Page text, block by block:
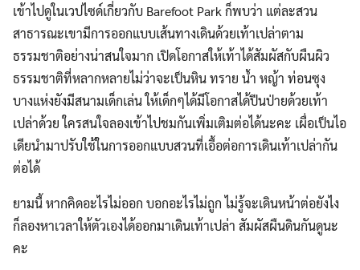
เข้าไปดูในเวปไซด์เกี่ยวกับ Barefoot Park ก็พบว่า แต่ละสวน
สาธารณะเขามีการออกแบบเส้นทางเดินด้วยเท้าเปล่าตาม
ธรรมชาติอย่างน่าสนใจมาก เปิดโอกาสให้เท้าได้สัมผัสกับผืนผิว
ธรรมชาติที่หลากหลายไม่ว่าจะเป็นหิน ทราย น้ำ หญ้า ท่อนซุง
บางแห่งยังมีสนามเด็กเล่น ให้เด็กๆได้มีโอกาสได้ปีนป่ายด้วยเท้า
เปล่าด้วย ใครสนใจลองเข้าไปชมกันเพิ่มเติมต่อได้นะคะ เผื่อเป็นไอ
เดียนำมาปรับใช้ในการออกแบบสวนที่เอื้อต่อการเดินเท้าเปล่ากัน
ต่อได้
ยามนี้ หากคิดอะไรไม่ออก บอกอะไรไม่ถูก ไม่รู้จะเดินหน้าต่อยังไง
ก็ลองหาเวลาให้ตัวเองได้ออกมาเดินเท้าเปล่า สัมผัสผืนดินกันดูนะ
คะ